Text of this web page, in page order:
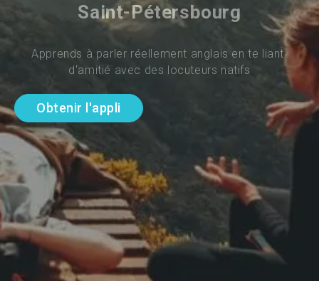
Saint-Pétersbourg
Apprends à parler réellement anglais en te liant
d'amitié avec des locuteurs natifs
Obtenir l'appli